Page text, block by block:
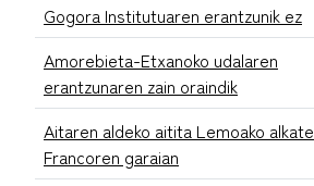
Gogora Institutuaren erantzunik ez
Amorebieta-Etxanoko udalaren
erantzunaren zain oraindik
Aitaren aldeko aitita Lemoako alkate
Francoren garaian